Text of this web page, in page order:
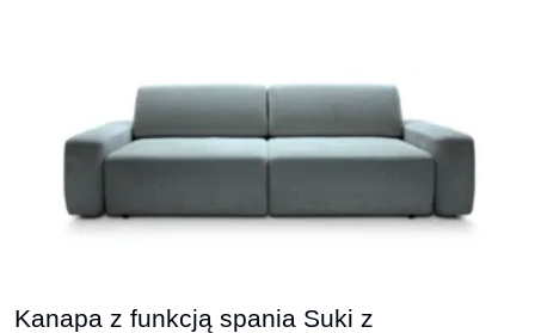
Kanapa z funkcją spania Suki z